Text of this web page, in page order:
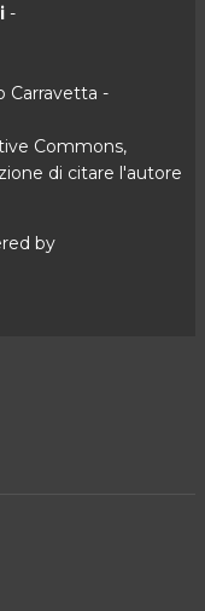
-
Carravetta -
Commons,
di citare l'autore
by